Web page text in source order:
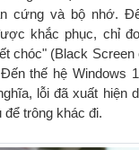
cứng và bộ nhớ.
khắc phục, chỉ
chóc" (Black Screen
thế hệ Windows
lỗi đã xuất hiện
trông khác đi.